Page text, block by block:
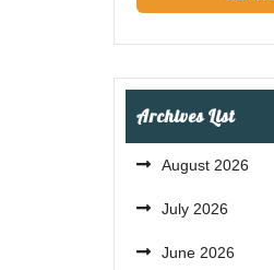
Archives List
August 2026
July 2026
June 2026